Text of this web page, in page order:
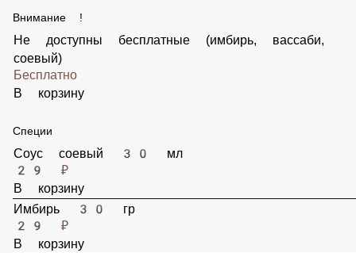
Внимание !
Не доступны бесплатные (имбирь, вассаби,
соевый)
Бесплатно
В корзину
Специи
Соус соевый 30 мл
29 ₽
В корзину
Имбирь 30 гр